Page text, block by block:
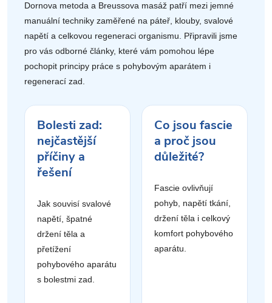
Dornova metoda a Breussova masáž patří mezi jemné
manuální techniky zaměřené na páteř, klouby, svalové
napětí a celkovou regeneraci organismu. Připravili jsme
pro vás odborné články, které vám pomohou lépe
pochopit principy práce s pohybovým aparátem i
regenerací zad.
Bolesti zad:
nejčastější
příčiny a
řešení
Jak souvisí svalové
napětí, špatné
držení těla a
přetížení
pohybového aparátu
s bolestmi zad.
Co jsou fascie
a proč jsou
důležité?
Fascie ovlivňují
pohyb, napětí tkání,
držení těla i celkový
komfort pohybového
aparátu.